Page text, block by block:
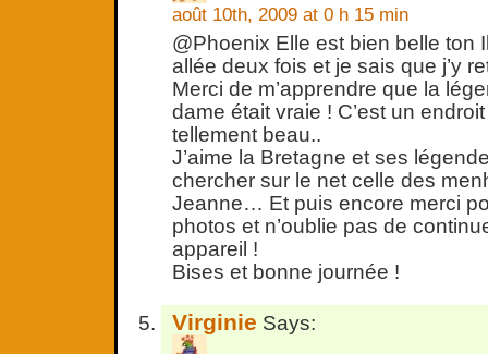
août 10th, 2009 at 0 h 15 min
@Phoenix Elle est bien belle ton
allée deux fois et je sais que j’y
Merci de m’apprendre que la
dame était vraie ! C’est un
tellement beau..
J’aime la Bretagne et ses
chercher sur le net celle des
Jeanne… Et puis encore merci
photos et n’oublie pas de
appareil !
Bises et bonne journée !
Virginie Says: